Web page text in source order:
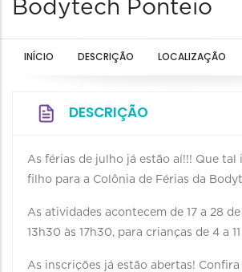
Bodytech Ponteio
INÍCIO DESCRIÇÃO LOCALIZAÇÃO
DESCRIÇÃO
As férias de julho já estão aí!!! Que tal
filho para a Colônia de Férias da
As atividades acontecem de 17 a 28
13h30 às 17h30, para crianças de 4 a
As inscrições já estão abertas! Confira